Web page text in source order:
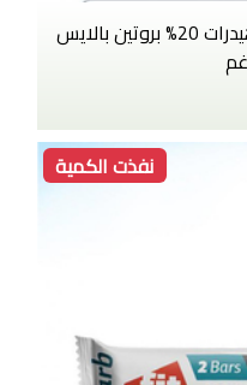
بروتين بار فت سبو قليل الكربوهيدرات 20% بروتين بالايس
نفذت الكمية